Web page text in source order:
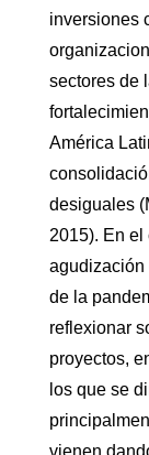
inversiones
sectores de
América
desiguales
2015). En el
agudización
de la
reflexionar
proyectos,
los que se
vienen